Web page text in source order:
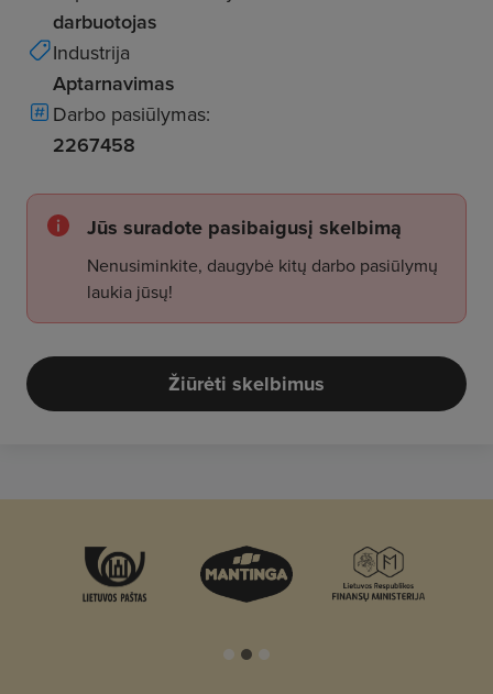
darbuotojas
Industrija
Aptarnavimas
Darbo pasiūlymas:
2267458
Jūs suradote pasibaigusį skelbimą
Nenusiminkite, daugybė kitų darbo pasiūlymų
laukia jūsų!
Žiūrėti skelbimus